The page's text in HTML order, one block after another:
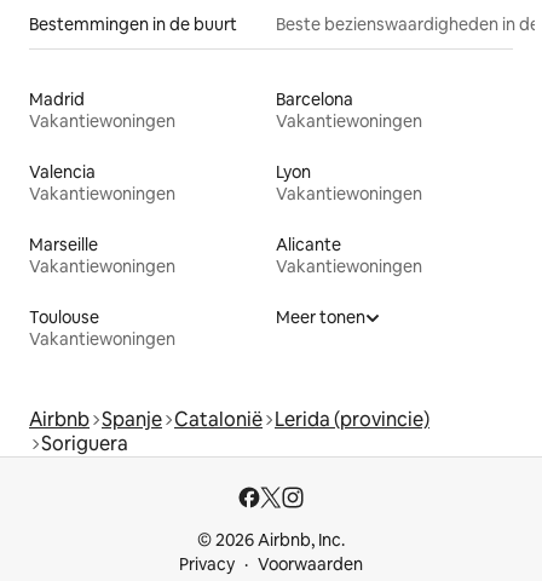
Bestemmingen in de buurt Beste bezienswaardigheden in
Madrid
Vakantiewoningen
Barcelona
Vakantiewoningen
Valencia
Vakantiewoningen
Lyon
Vakantiewoningen
Marseille
Vakantiewoningen
Alicante
Vakantiewoningen
Toulouse
Vakantiewoningen
Meer tonen
Airbnb Spanje Catalonië Lerida (provincie)
Soriguera
© 2026 Airbnb, Inc.
Privacy
Voorwaarden